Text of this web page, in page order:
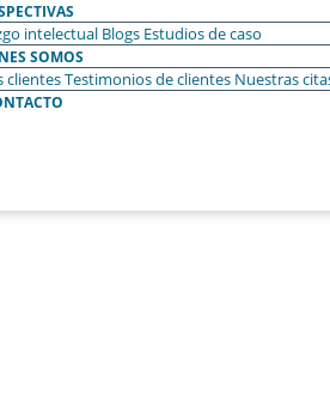
intelectual Blogs Estudios de caso
SOMOS
clientesTestimonios de clientes Nuestras